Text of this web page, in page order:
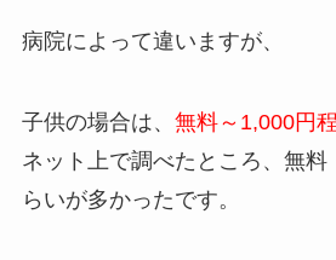
病院によって違いますが、
子供の場合は、 無料～1,000円
ネット上で調べたところ、無料
らいが多かったです。